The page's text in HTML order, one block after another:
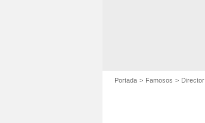
Portada Famosos Director